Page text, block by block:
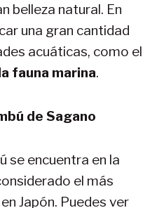
belleza natural. En
una gran cantidad
acuáticas, como el
fauna marina.
de Sagano
se encuentra en la
el más
Japón. Puedes ver